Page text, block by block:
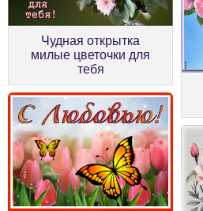
Чудная открытка
милые цветочки для
тебя